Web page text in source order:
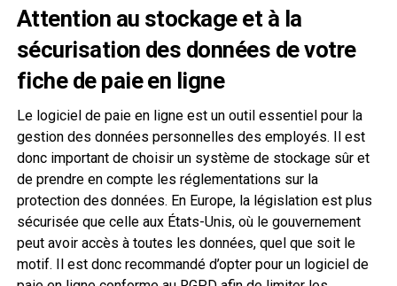
Attention au stockage et à la
sécurisation des données de votre
fiche de paie en ligne
Le logiciel de paie en ligne est un outil essentiel pour la
gestion des données personnelles des employés. Il est
donc important de choisir un système de stockage sûr et
de prendre en compte les réglementations sur la
protection des données. En Europe, la législation est plus
sécurisée que celle aux États-Unis, où le gouvernement
peut avoir accès à toutes les données, quel que soit le
motif. Il est donc recommandé d’opter pour un logiciel de